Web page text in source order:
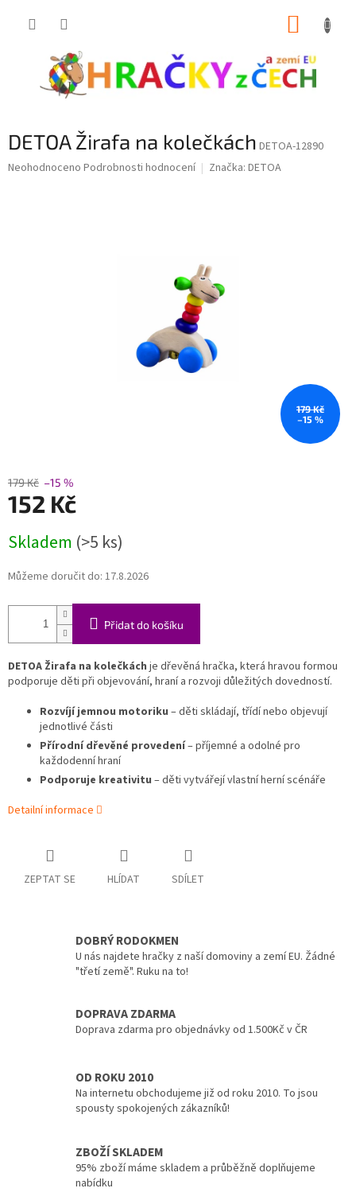
DETOA Žirafa na kolečkách DETOA-12890
Průměrné
Neohodnoceno Podrobnosti hodnocení Značka: DETOA
179 Kč
–15 %
179 Kč –15 %
152 Kč
cena:
Skladem (>5 ks)
Můžeme doručit do: 17.8.2026
Přidat do košíku
DETOA Žirafa na kolečkách je dřevěná hračka, která hravou formou
podporuje děti při objevování, hraní a rozvoji důležitých dovedností.
Rozvíjí jemnou motoriku – děti skládají, třídí nebo objevují
jednotlivé části
Přírodní dřevěné provedení– příjemné a odolné pro
každodenní hraní
Podporuje kreativitu – děti vytvářejí vlastní herní scénáře
Detailní informace
ZEPTAT SE HLÍDAT SDÍLET
DOBRÝ RODOKMEN
U nás najdete hračky z naší domoviny a zemí EU. Žádné
"třetí země". Ruku na to!
DOPRAVA ZDARMA
Doprava zdarma pro objednávky od 1.500Kč v ČR
OD ROKU 2010
Na internetu obchodujeme již od roku 2010. To jsou
spousty spokojených zákazníků!
ZBOŽÍ SKLADEM
95% zboží máme skladem a průběžně doplňujeme
nabídku